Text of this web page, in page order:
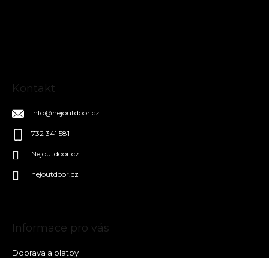
Kontakt
info@nejoutdoor.cz
732 341 581
Nejoutdoor.cz
nejoutdoor.cz
Informace pro vás
Doprava a platby